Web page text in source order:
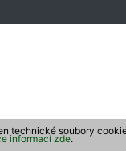
technické soubory
informací zde.